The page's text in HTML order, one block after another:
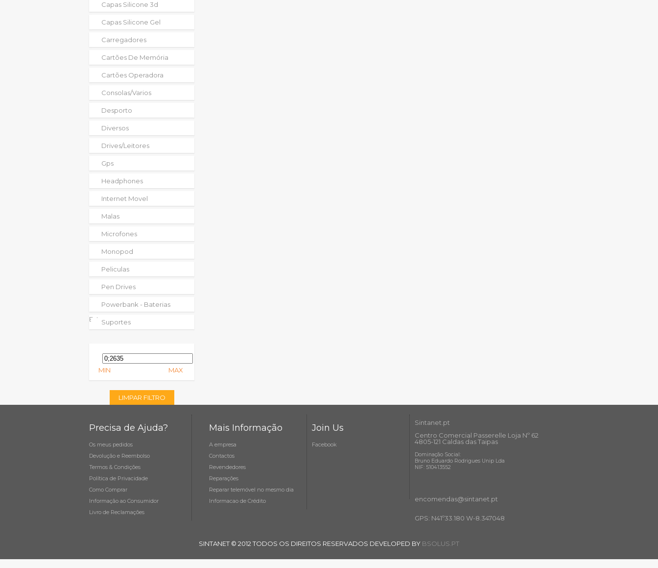
Capas Silicone 3d
Capas Silicone Gel
Carregadores
Cartões De Memória
Cartões Operadora
Consolas/varios
Desporto
Diversos
Drives/leitores
Gps
Headphones
Internet Movel
Malas
Microfones
Monopod
Peliculas
Pen Drives
Powerbank - Baterias
ExternasSuportes
MIN MAX
LIMPAR FILTRO
Precisa de Ajuda?
Os meus pedidos
Devolução e Reembolso
Termos & Condições
Política de Privacidade
Como Comprar
Informação ao Consumidor
Livro de Reclamações
Mais Informação
A empresa
Contactos
Revendedores
Reparações
Reparar telemóvel no mesmo dia
Informacao de Crédito
Join Us
Facebook
Sintanet.pt
Centro Comercial Passerelle Loja Nº 62
4805-121 Caldas das Taipas
Dominação Social:
Bruno Eduardo Rodrigues Unip Lda
NIF: 510413552
encomendas@sintanet .pt
GPS: N41º33.180 W-8.347048
SINTANET © 2012 TODOS OS DIREITOS RESERVADOS DEVELOPED BY BSOLUS.PT